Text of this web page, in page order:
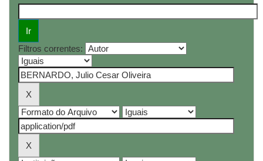
Filtros correntes: